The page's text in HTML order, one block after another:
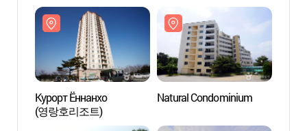
Курорт Ённанхо
(영랑호리조트)
Natural Condominium